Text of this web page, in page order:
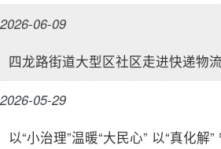
2026-06-09
2026-05-29